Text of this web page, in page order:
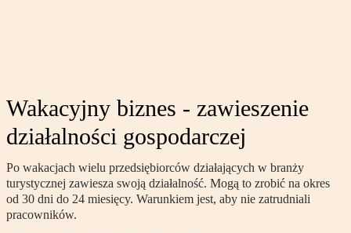
Wakacyjny biznes - zawieszenie
działalności gospodarczej
Po wakacjach wielu przedsiębiorców działających w branży
turystycznej zawiesza swoją działalność. Mogą to zrobić na okres
od 30 dni do 24 miesięcy. Warunkiem jest, aby nie zatrudniali
pracowników.